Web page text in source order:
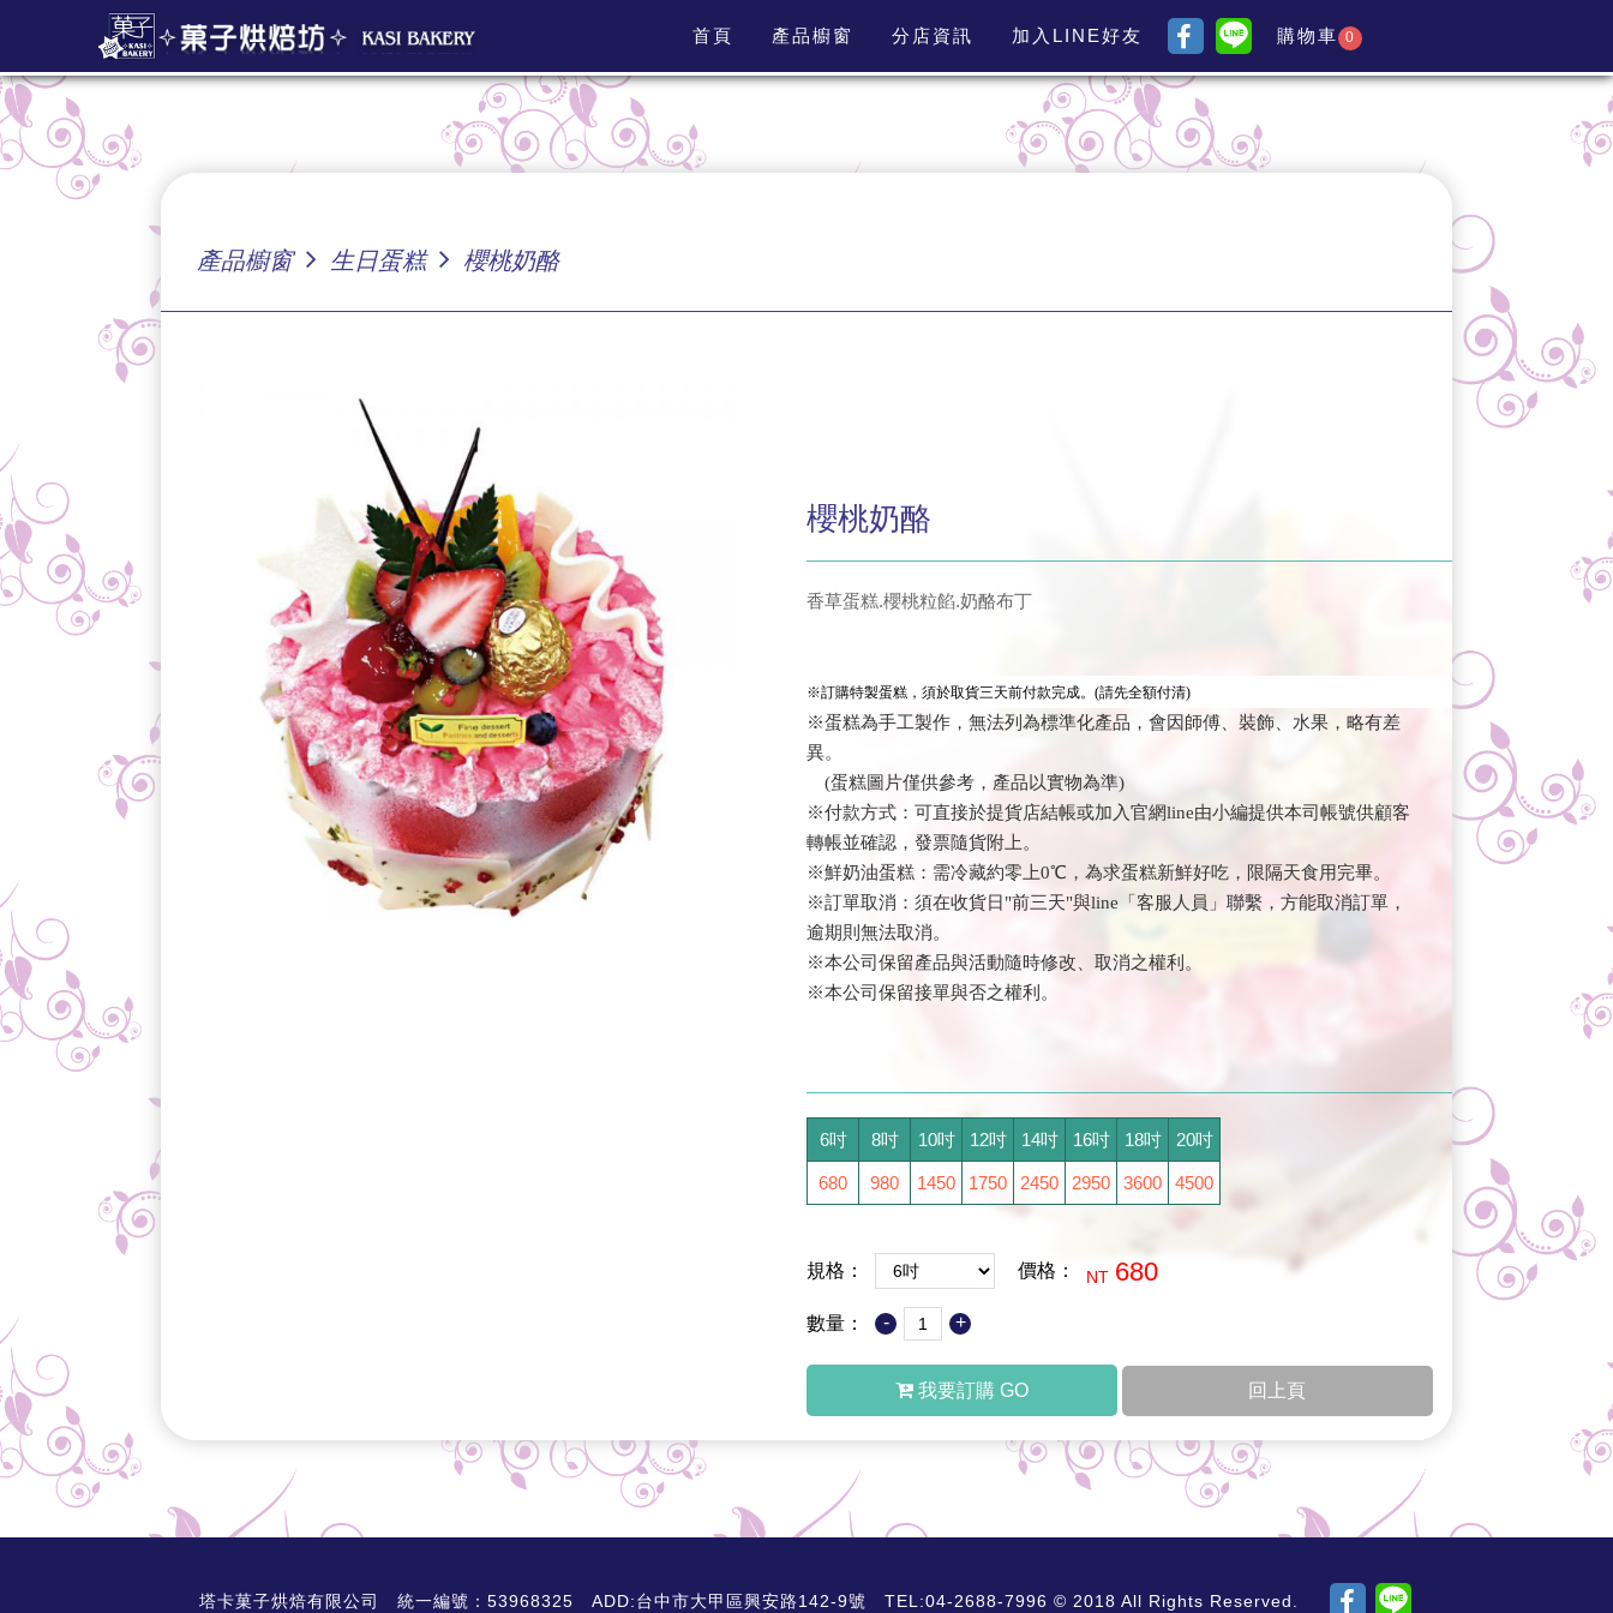
首頁 產品櫥窗 分店資訊 加入LINE好友 購物車 0
產品櫥窗 生日蛋糕 櫻桃奶酪
櫻桃奶酪
香草蛋糕.櫻桃粒餡.奶酪布丁
※訂購特製蛋糕，須於取貨三天前付款完成。(請先全額付清)
※蛋糕為手工製作，無法列為標準化產品，會因師傅、裝飾、水果，略有差
異。
(蛋糕圖片僅供參考，產品以實物為準)
※付款方式：可直接於提貨店結帳或加入官網line由小編提供本司帳號供顧客
轉帳並確認 ，發票隨貨附上 。
※鮮奶油蛋糕：需冷藏約零上0℃，為求蛋糕新鮮好吃，限隔天食用完畢。
※訂單取消：須在收貨日"前三天"與line「客服人員」聯繫，方能取消訂單，
逾期則無法取消。
※本公司保留產品與活動隨時修改、取消之權利。
※本公司保留接單與否之權利。
6吋 8吋 10吋 12吋 14吋 16吋 18吋 20吋
680 980 1450 1750 2450 2950 3600 4500
規格： 價格： NT 680
數量： - +
我要訂購 GO 回上頁
塔卡菓子烘焙有限公司 統一編號：53968325 ADD:台中市大甲區興安路142-9號 TEL:04-2688-7996 © 2018 All Rights Reserved.